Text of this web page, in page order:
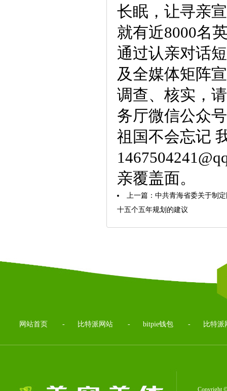
长眠，让寻亲
就有近8000名
通过认亲对话
及全媒体矩阵
调查、核实，
务厅微信公众
祖国不会忘记
亲覆盖面。
上一篇： 中共青海省委关于制
十五个五年规划的建议
网站首页 - 比特派网站 - bitpie钱包 - 比特
Copyright